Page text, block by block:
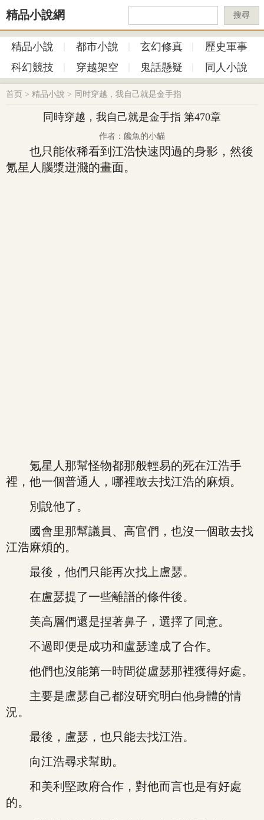
精品小說網 搜尋
精品小說 都市小說 玄幻修真
歷史軍事
科幻競技
穿越架空 鬼話懸疑 同人小說
首页 > 精品小說 > 同时穿越，我自己就是金手指
同時穿越，我自己就是金手指 第470章
作者：饞魚的小貓
也只能依稀看到江浩快速閃過的身影，然後
氪星人腦漿迸濺的畫面。
氪星人那幫怪物都那般輕易的死在江浩手
裡，他一個普通人，哪裡敢去找江浩的麻煩。
別說他了。
國會里那幫議員、高官們，也沒一個敢去找
江浩麻煩的。
最後，他們只能再次找上盧瑟。
在盧瑟提了一些離譜的條件後。
美高層們還是捏著鼻子，選擇了同意。
不過即便是成功和盧瑟達成了合作。
他們也沒能第一時間從盧瑟那裡獲得好處。
主要是盧瑟自己都沒研究明白他身體的情
況。
最後，盧瑟，也只能去找江浩。
向江浩尋求幫助。
和美利堅政府合作，對他而言也是有好處
的。